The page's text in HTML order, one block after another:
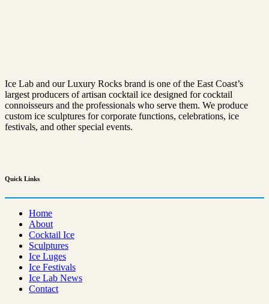
Ice Lab and our Luxury Rocks brand is one of the East Coast’s
largest producers of artisan cocktail ice designed for cocktail
connoisseurs and the professionals who serve them. We produce
custom ice sculptures for corporate functions, celebrations, ice
festivals, and other special events.
Quick Links
Home
About
Cocktail Ice
Sculptures
Ice Luges
Ice Festivals
Ice Lab News
Contact